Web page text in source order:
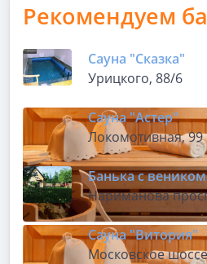
Рекомендуем
Сауна "Сказка"
Урицкого, 88/6
Сауна "Астер"
Локомотивная, 99
Банька с
Нариманова
Сауна "Витория"
Московское